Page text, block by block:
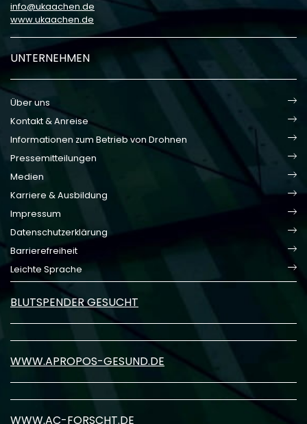
info
ukaachen de
www.ukaachen.de
UNTERNEHMEN
Über uns
Kontakt & Anreise
Informationen zum Betrieb von Drohnen
Pressemitteilungen
Medien
Karriere & Ausbildung
Impressum
Datenschutzerklärung
Barrierefreiheit
Leichte Sprache
BLUTSPENDER GESUCHT
WWW.APROPOS-GESUND.DE
WWW.AC-FORSCHT.DE